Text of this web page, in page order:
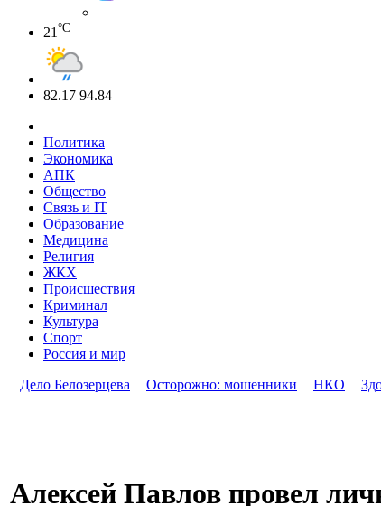
21 °C
82.17 94.84
Политика
Экономика
АПК
Общество
Связь и IT
Образование
Медицина
Религия
ЖКХ
Происшествия
Криминал
Культура
Спорт
Россия и мир
Дело Белозерцева
Осторожно: мошенники НКО
Алексей Павлов провел